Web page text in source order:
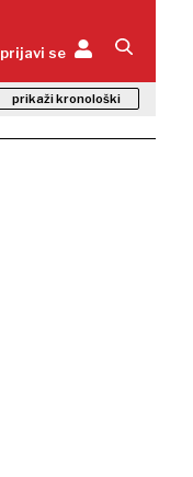
prijavi se
prikaži kronološki